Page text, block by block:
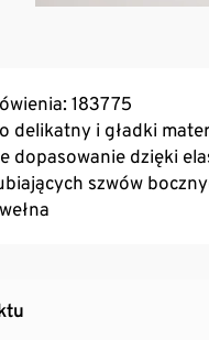
183775
delikatny i gładki
dopasowanie dzięki
szwów